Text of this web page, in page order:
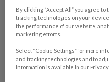
By clicking “Accept All” you agree
tracking technologies on your
the performance of our website,
marketing efforts.
Select “Cookie Settings” for more
and tracking technologies and to
information is available in our